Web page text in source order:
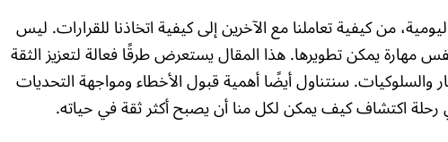
من كيفية تعاملنا مع الآخرين إلى كيفية اتخاذنا للقرارات. ليس
مهارة يمكن تطويرها. هذا المقال يستعرض طرقًا فعالة لتعزيز الثقة
والسلوكيات. سنتناول أيضًا أهمية قبول الأخطاء ومواجهة التحديات
رحلة اكتشاف كيف يمكن لكل منا أن يصبح أكثر ثقة في حياته.